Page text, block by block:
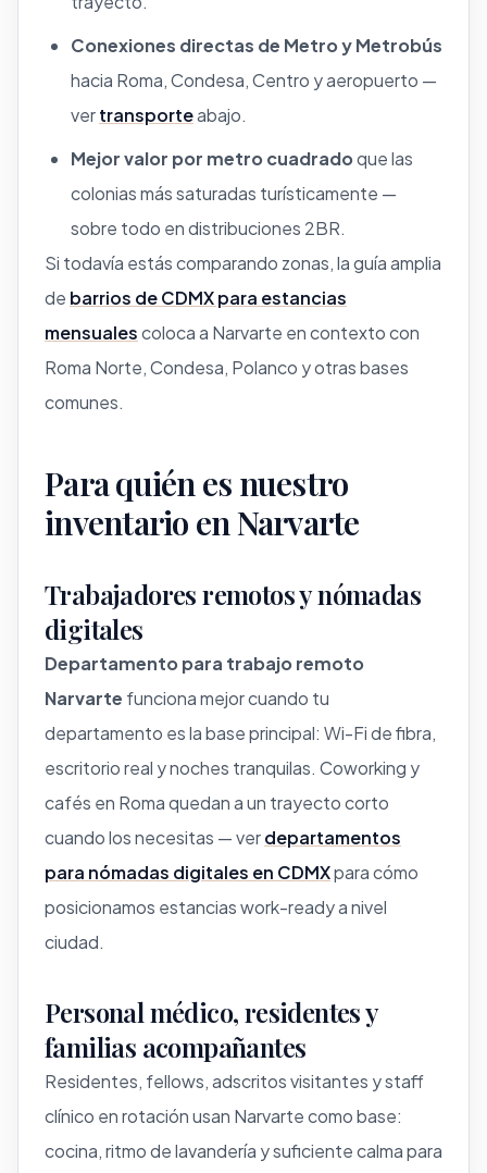
Conexiones directas de Metro y Metrobús
hacia Roma, Condesa, Centro y aeropuerto —
vertransporteabajo.
Mejor valor por metro cuadradoque las
colonias más saturadas turísticamente —
sobre todo en distribuciones 2BR.
Si todavía estás comparando zonas, la guía amplia
de barrios de CDMX para estancias
mensualescoloca a Narvarte en contexto con
Roma Norte, Condesa, Polanco y otras bases
comunes.
Para quién es nuestro
inventario en Narvarte
Trabajadores remotos y nómadas
digitales
Departamento para trabajo remoto
Narvarte funciona mejor cuando tu
departamento es la base principal: Wi-Fi de fibra,
escritorio real y noches tranquilas. Coworking y
cafés en Roma quedan a un trayecto corto
cuando los necesitas — verdepartamentos
para nómadas digitales en CDMXpara cómo
posicionamos estancias work-ready a nivel
ciudad.
Personal médico, residentes y
familias acompañantes
Residentes, fellows, adscritos visitantes y staff
clínico en rotación usan Narvarte como base:
cocina, ritmo de lavandería y suficiente calma para